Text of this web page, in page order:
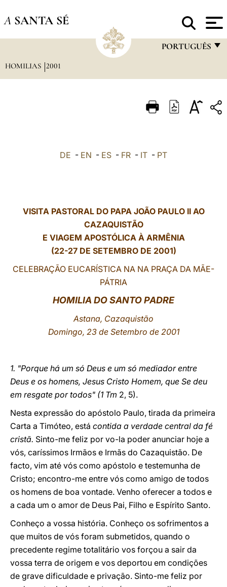
A SANTA SÉ
PORTUGUÊS
ITALIANO
LATINE
HOMILIAS 2001
DE - EN - ES - FR - IT - PT
VISITA PASTORAL DO PAPA JOÃO PAULO II AO
CAZAQUISTÃO
E VIAGEM APOSTÓLICA À ARMÊNIA
(22-27 DE SETEMBRO DE 2001)
CELEBRAÇÃO EUCARÍSTICA NA NA PRAÇA DA MÃE-
PÁTRIA
HOMILIA DO SANTO PADRE
Astana, Cazaquistão
Domingo, 23 de Setembro de 2001
1. "Porque há um só Deus e um só mediador entre
Deus e os homens, Jesus Cristo Homem, que Se deu
em resgate por todos" (1 Tm 2, 5).
Nesta expressão do apóstolo Paulo, tirada da primeira
Carta a Timóteo, está contida a verdade central da fé
cristã. Sinto-me feliz por vo-la poder anunciar hoje a
vós, caríssimos Irmãos e Irmãs do Cazaquistão. De
facto, vim até vós como apóstolo e testemunha de
Cristo; encontro-me entre vós como amigo de todos
os homens de boa vontade. Venho oferecer a todos e
a cada um o amor de Deus Pai, Filho e Espírito Santo.
Conheço a vossa história. Conheço os sofrimentos a
que muitos de vós foram submetidos, quando o
precedente regime totalitário vos forçou a sair da
vossa terra de origem e vos deportou em condições
de grave dificuldade e privação. Sinto-me feliz por